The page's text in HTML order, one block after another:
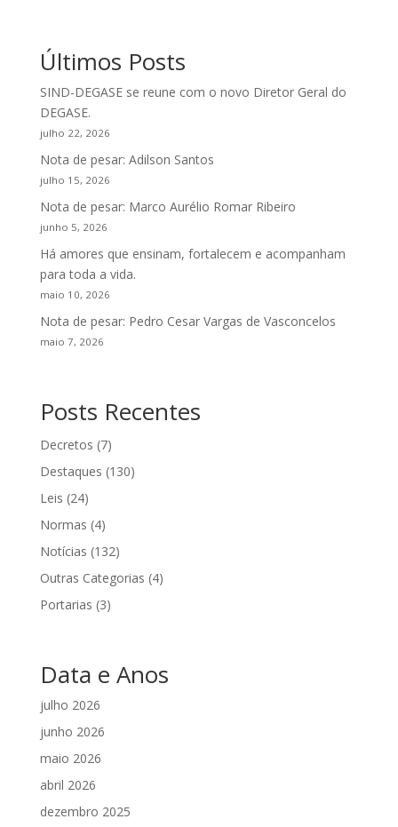
Últimos Posts
SIND-DEGASE se reune com o novo Diretor Geral do
DEGASE.
julho 22, 2026
Nota de pesar: Adilson Santos
julho 15, 2026
Nota de pesar: Marco Aurélio Romar Ribeiro
junho 5, 2026
Há amores que ensinam, fortalecem e acompanham
para toda a vida.
maio 10, 2026
Nota de pesar: Pedro Cesar Vargas de Vasconcelos
maio 7, 2026
Posts Recentes
Decretos (7)
Destaques (130)
Leis (24)
Normas (4)
Notícias (132)
Outras Categorias (4)
Portarias (3)
Data e Anos
julho 2026
junho 2026
maio 2026
abril 2026
dezembro 2025